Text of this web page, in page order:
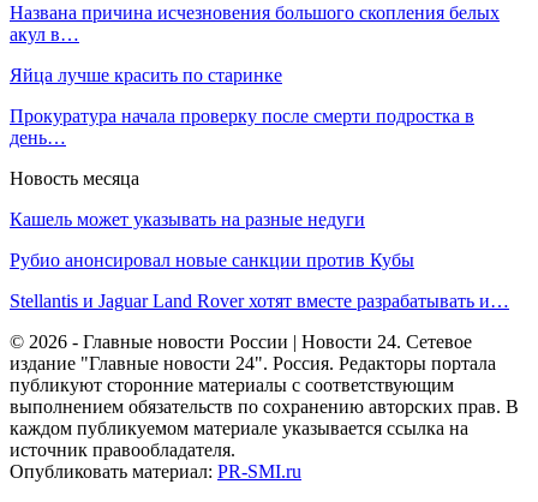
Названа причина исчезновения большого скопления белых
акул в…
Яйца лучше красить по старинке
Прокуратура начала проверку после смерти подростка в
день…
Новость месяца
Кашель может указывать на разные недуги
Рубио анонсировал новые санкции против Кубы
Stellantis и Jaguar Land Rover хотят вместе разрабатывать и…
© 2026 - Главные новости России | Новости 24. Сетевое
издание "Главные новости 24". Россия. Редакторы портала
публикуют сторонние материалы с соответствующим
выполнением обязательств по сохранению авторских прав. В
каждом публикуемом материале указывается ссылка на
источник правообладателя.
Опубликовать материал: PR-SMI.ru